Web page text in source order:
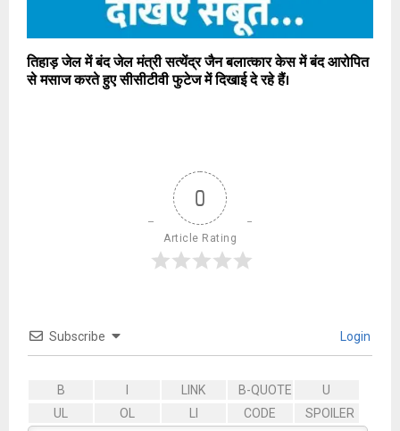
तिहाड़ जेल में बंद जेल मंत्री सत्येंद्र जैन बलात्कार केस में बंद आरोपित
से मसाज करते हुए सीसीटीवी फुटेज में दिखाई दे रहे हैं।
0
Article Rating
Subscribe Login